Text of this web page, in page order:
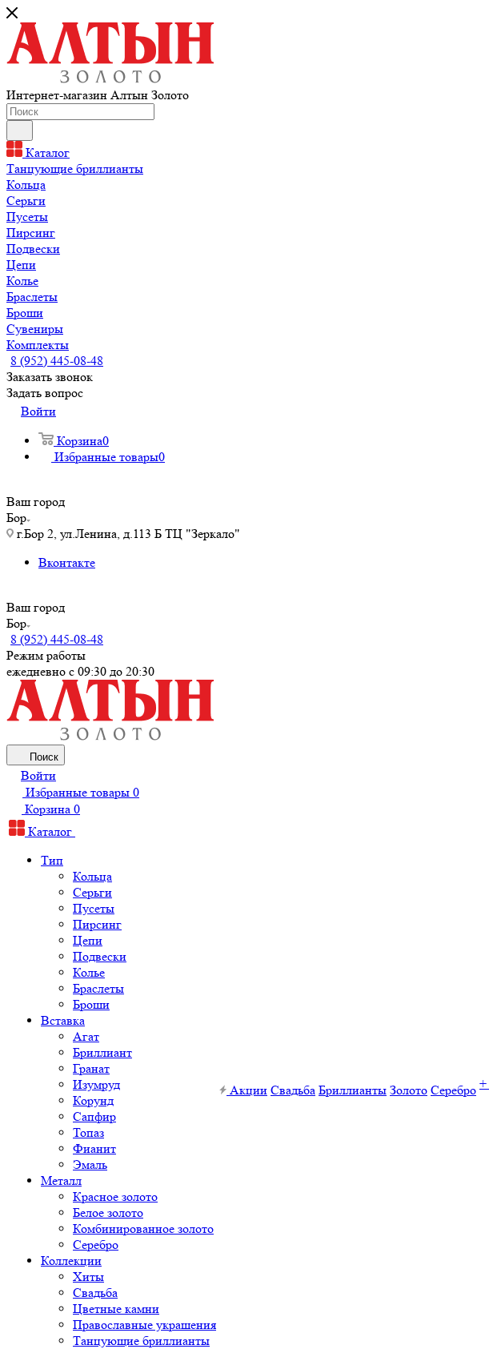
Интернет-магазин Алтын Золото
Каталог
Танцующие бриллианты
Кольца
Серьги
Пусеты
Пирсинг
Подвески
Цепи
Колье
Браслеты
Броши
Сувениры
Комплекты
8 (952) 445-08-48
Заказать звонок
Задать вопрос
Войти
Корзина0
Избранные товары0
Ваш город
Бор
г.Бор 2, ул.Ленина, д.113 Б ТЦ "Зеркало"
Вконтакте
Ваш город
Бор
8 (952) 445-08-48
Режим работы
ежедневно с 09:30 до 20:30
Поиск
Войти
Избранные товары 0
Корзина 0
Каталог
Тип
Кольца
Серьги
Пусеты
Пирсинг
Цепи
Подвески
Колье
Браслеты
Броши
Вставка
Агат
Бриллиант
Гранат
Изумруд
Корунд
Сапфир
Топаз
Фианит
Эмаль
Металл
Красное золото
Белое золото
Комбинированное золото
Серебро
Коллекции
Хиты
Свадьба
Цветные камни
Православные украшения
Танцующие бриллианты
Акции Свадьба Бриллианты Золото Серебро